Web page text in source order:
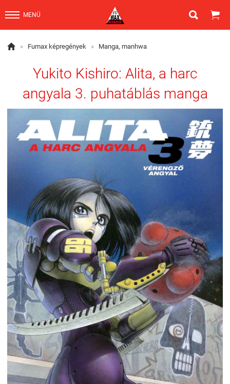
MENÜ  
 » Fumax képregények » Manga, manhwa
Yukito Kishiro: Alita, a harc
angyala 3. puhatáblás manga